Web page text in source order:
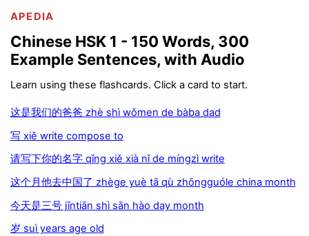
APEDIA
Chinese HSK 1 - 150 Words, 300
Example Sentences, with Audio
Learn using these flashcards. Click a card to start.
这是我们的爸爸 zhè shì wǒmen de bàba dad
写 xiě write compose to
请写下你的名字 qǐng xiě xià nǐ de míngzì write
这个月他去中国了 zhège yuè tā qù zhōngguóle china month
今天是三号 jīntiān shì sān hào day month
岁 suì years age old